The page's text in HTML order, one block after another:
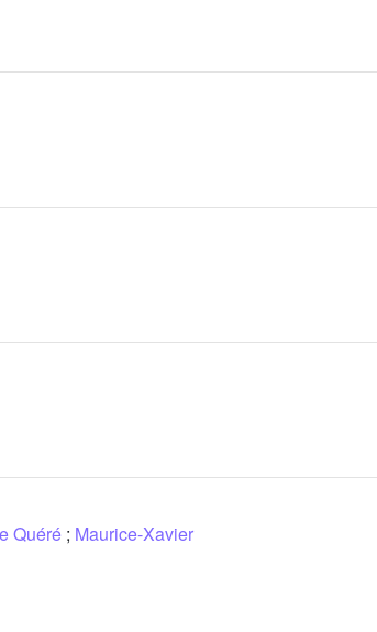
Quéré ; Maurice-Xavier